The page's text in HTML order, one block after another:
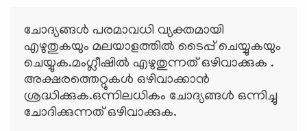
ചോദ്യങ്ങള്‍ പരമാവധി വ്യക്തമായി
എഴുതുകയും മലയാളത്തില്‍ ടൈപ്പ് ചെയ്യുകയും
ചെയ്യുക.മംഗ്ലീഷില്‍ എഴുതുന്നത് ഒഴിവാക്കുക .
അക്ഷരത്തെറ്റുകള്‍ ഒഴിവാക്കാന്‍
ശ്രദ്ധിക്കുക.ഒന്നിലധികം ചോദ്യങ്ങള്‍ ഒന്നിച്ചു
ചോദിക്കുന്നത് ഒഴിവാക്കുക.